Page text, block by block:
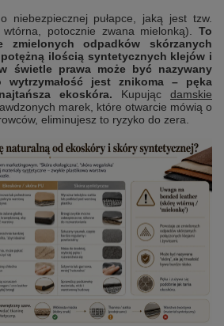
niebezpiecznej pułapce, jaką jest tzw.
potocznie zwana mielonką).To
zmielonych odpadków skórzanych
potężną ilością syntetycznych klejów i
świetle prawa może być nazywany
wytrzymałość jest znikoma – pęka
ekoskóra. Kupując damskie
marek, które otwarcie mówią o
eliminujesz to ryzyko do zera.